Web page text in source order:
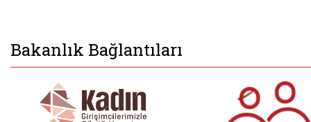
Bakanlık Bağlantıları